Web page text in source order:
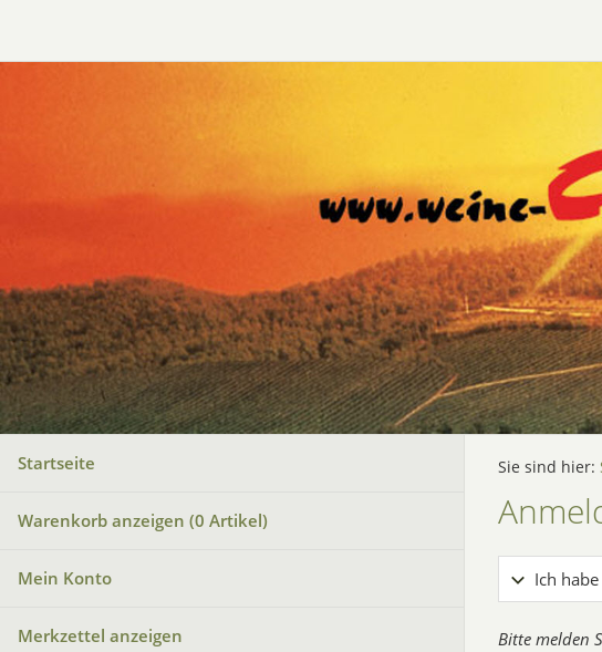
Startseite
Warenkorb anzeigen (0 Artikel)
Mein Konto
Merkzettel anzeigen
Sie sind hier:
Ich
Bitte melden